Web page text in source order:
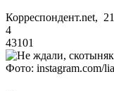
Корреспондент.net,
4
43101
Фото: instagram.com/